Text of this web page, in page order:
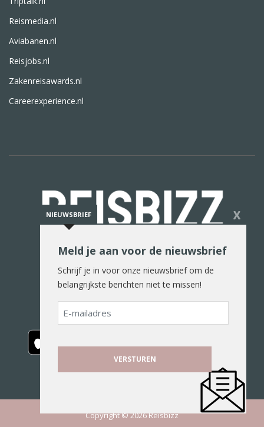
Reismedia.nl
Aviabanen.nl
Reisjobs.nl
Zakenreisawards.nl
Careerexperience.nl
De reiswereld in woord en beeld
Copyright © 2026 Reisbizz
NIEUWSBRIEF X
Meld je aan voor de nieuwsbrief
Schrijf je in voor onze nieuwsbrief om de
belangrijkste berichten niet te missen!
E-
mailadres